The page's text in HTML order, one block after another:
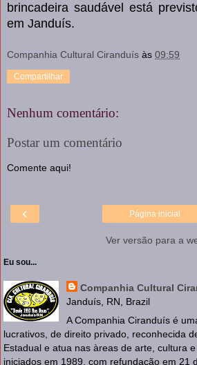
brincadeira saudável está
em Janduís.
Companhia Cultural Ciranduís às 09:59
Compartilhar
Nenhum comentário:
Postar um comentário
Comente aqui!
‹ Página inicial
Ver versão para a
Eu sou...
Companhia Cultural
Janduís, RN, Brazil
A Companhia Ciranduís é
lucrativos, de direito privado, reconhecida
Estadual e atua nas àreas de arte, cultura
iniciados em 1989, com refundação em 21